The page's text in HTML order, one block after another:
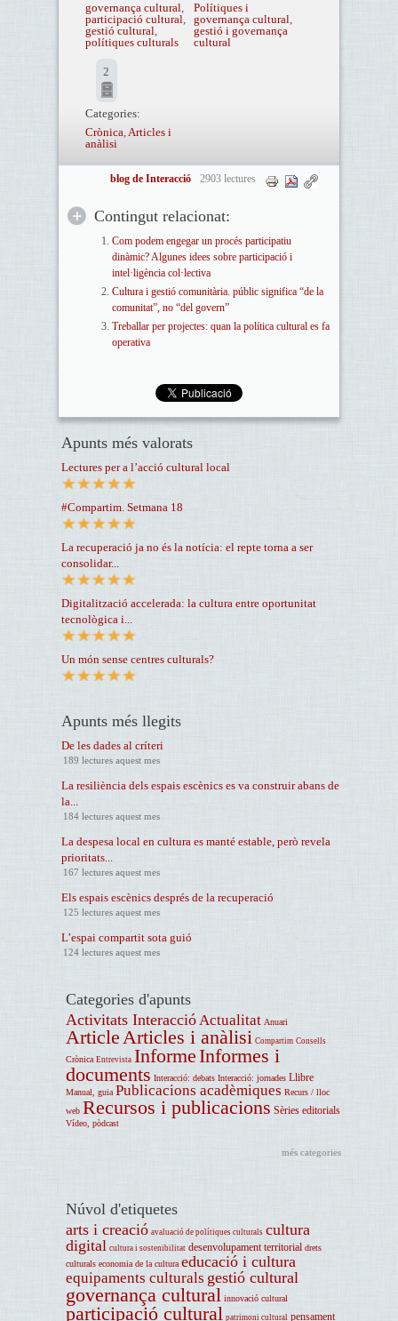
governança cultural,
participació cultural,
gestió cultural,
polítiques culturals
Polítiques i
governança cultural,
gestió i governança
cultural
2
Categories:
Crònica,Articles i
anàlisi
blog de Interacció 2903 lectures
Contingut relacionat:
Com podem engegar un procés participatiu
dinàmic? Algunes idees sobre participació i
intel·ligència col·lectiva
Cultura i gestió comunitària. públic significa “de la
comunitat”, no “del govern”
Treballar per projectes: quan la política cultural es fa
operativa
Apunts més valorats
Lectures per a l’acció cultural local
#Compartim. Setmana 18
La recuperació ja no és la notícia: el repte torna a ser
consolidar...
Digitalització accelerada: la cultura entre oportunitat
tecnològica i...
Un món sense centres culturals?
Apunts més llegits
De les dades al críteri
189 lectures aquest mes
La resiliència dels espais escènics es va construir abans de
la...
184 lectures aquest mes
La despesa local en cultura es manté estable, però revela
prioritats...
167 lectures aquest mes
Els espais escènics després de la recuperació
125 lectures aquest mes
L’espai compartit sota guió
124 lectures aquest mes
Categories d'apunts
Activitats Interacció Actualitat Anuari
Article Articles i anàlisi Compartim Consells
Crònica Entrevista InformeInformes i
documents Interacció: debats Interacció: jornades Llibre
Manual, guia Publicacions acadèmiques Recurs / lloc
web Recursos i publicacions Sèries editorials
Vídeo, pòdcast
més categories
Núvol d'etiquetes
arts i creació avaluació de polítiques culturals cultura
digital cultura i sostenibilitat desenvolupament territorial drets
culturals economia de la cultura educació i cultura
equipaments culturals gestió cultural
governança cultural innovació cultural
participació cultural patrimoni cultural pensament